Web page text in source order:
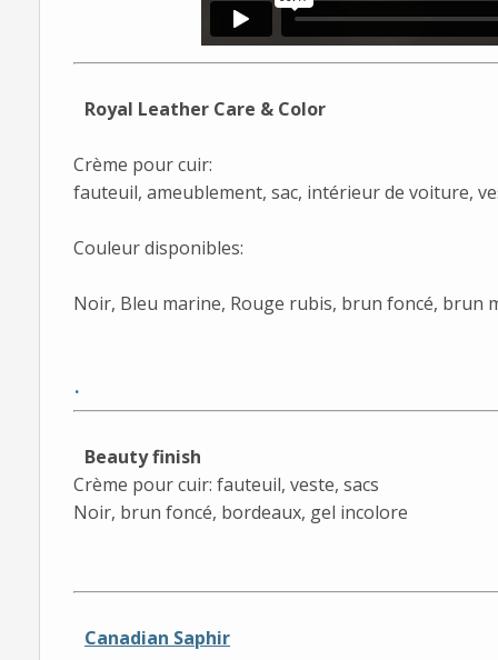
Royal Leather Care & Color
Crème pour cuir:
fauteuil, ameublement, sac, intérieur de voiture,
Couleur disponibles:
Noir, Bleu marine, Rouge rubis, brun foncé, brun
.
Beauty finish
Crème pour cuir: fauteuil, veste, sacs
Noir, brun foncé, bordeaux, gel incolore
Canadian Saphir